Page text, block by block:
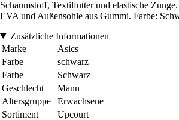
Schaumstoff, Textilfutter und elastische
EVA und Außensohle aus Gummi. Farbe:
Zusätzliche Informationen
Marke
Asics
Farbe
schwarz
Farbe
Schwarz
Geschlecht
Mann
Altersgruppe
Erwachsene
Sortiment
Upcourt